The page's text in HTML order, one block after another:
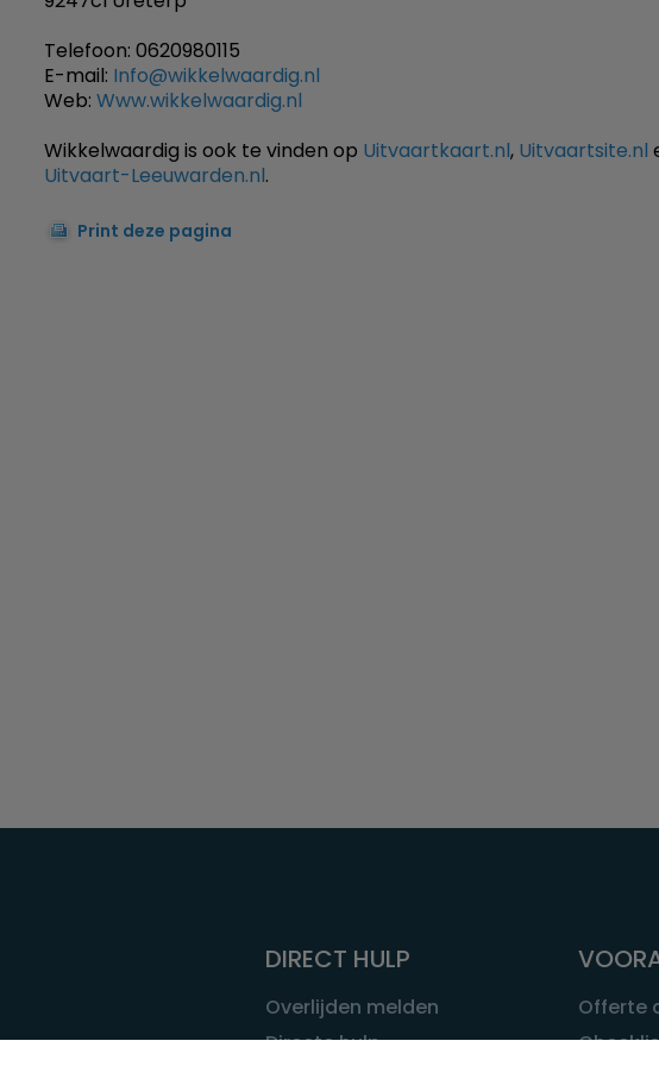
Telefoon: 0620980115
E-mail: Info@wikkelwaardig.nl
Web: Www.wikkelwaardig.nl
Wikkelwaardig is ook te vinden op Uitvaartkaart.nl, Uitvaartsite.nl
Uitvaart-Leeuwarden.nl.
Print deze pagina
DIRECT HULP
Overlijden melden
Directe hulp
Offerte